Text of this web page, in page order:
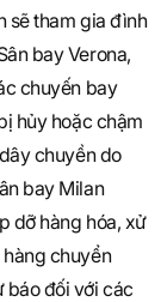
sẽ tham gia đình
bay Verona,
chuyến bay
hủy hoặc chậm
chuyền do
bay Milan
dỡ hàng hóa, xử
chuyển
báo đối với các